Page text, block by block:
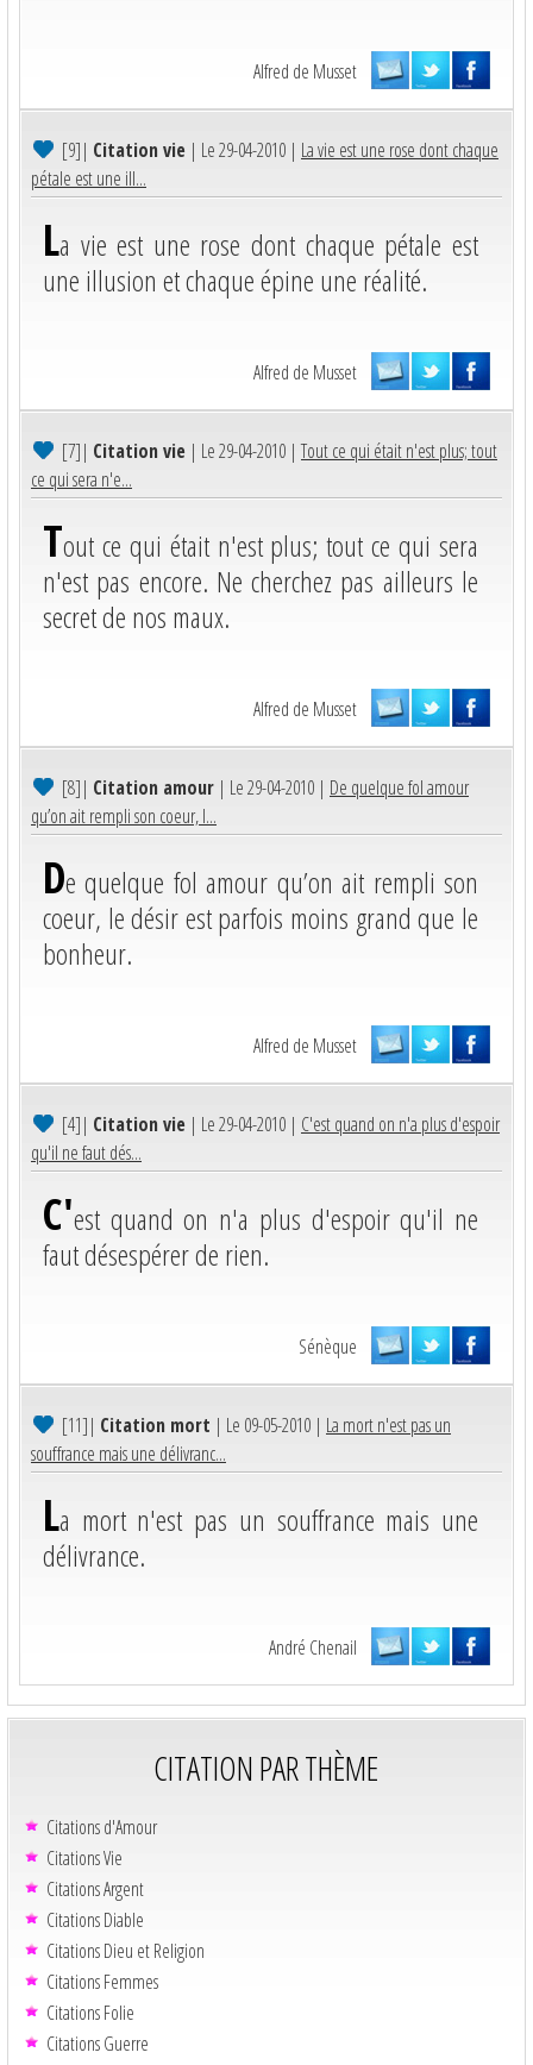
Alfred de Musset
[9]| Citation vie | Le 29-04-2010 | La vie est une rose dont chaque
pétale est une ill...
La vie est une rose dont chaque pétale est
une illusion et chaque épine une réalité.
Alfred de Musset
[7]| Citation vie | Le 29-04-2010 |Tout ce qui était n'est plus; tout
ce qui sera n'e...
Tout ce qui était n'est plus; tout ce qui sera
n'est pas encore. Ne cherchez pas ailleurs le
secret de nos maux.
Alfred de Musset
[8]| Citation amour | Le 29-04-2010 | De quelque fol amour
qu’on ait rempli son coeur, l...
De quelque fol amour qu’on ait rempli son
coeur, le désir est parfois moins grand que le
bonheur.
Alfred de Musset
[4]| Citation vie | Le 29-04-2010 | C'est quand on n'a plus d'espoir
qu'il ne faut dés...
C'est quand on n'a plus d'espoir qu'il ne
faut désespérer de rien.
Sénèque
[11]| Citation mort | Le 09-05-2010 | La mort n'est pas un
souffrance mais une délivranc...
La mort n'est pas un souffrance mais une
délivrance.
André Chenail
CITATION PAR THÈME
Citations d'Amour
Citations Vie
Citations Argent
Citations Diable
Citations Dieu et Religion
Citations Femmes
Citations Folie
Citations Guerre